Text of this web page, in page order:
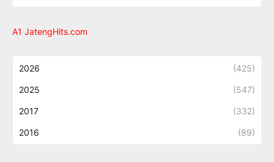
A1 JatengHits.com
2026 (425)
2025 (547)
2017 (332)
2016 (89)